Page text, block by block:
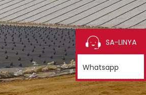
SA-LINYA
Whatsapp